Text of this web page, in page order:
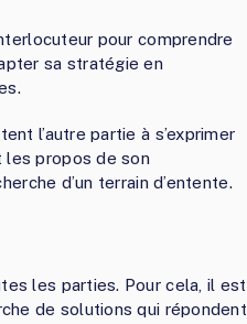
pour comprendre
sa stratégie en
l’autre partie à s’exprimer
les propos de son
d’un terrain d’entente.
les parties. Pour cela, il est
de solutions qui répondent